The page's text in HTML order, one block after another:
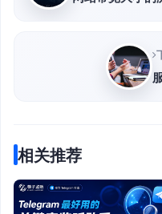
相关推荐